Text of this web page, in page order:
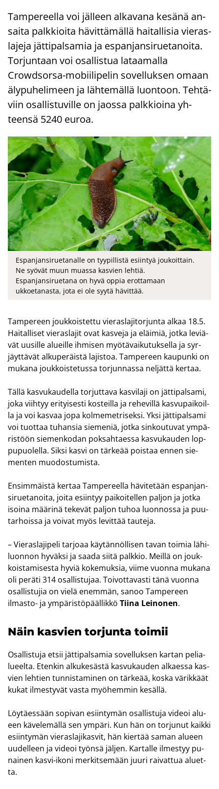
Tam­pe­reel­la voi jäl­leen al­ka­va­na ke­sä­nä an­
sai­ta palk­kioi­ta hä­vit­tä­mäl­lä hai­tal­li­sia vie­ras­
la­je­ja jät­ti­pal­sa­mia ja es­pan­jan­si­rue­ta­noi­ta.
Tor­jun­taan voi osal­lis­tua la­taa­mal­la
Crowdsorsa-​mobiilipelin so­vel­luk­sen omaan
äly­pu­he­li­meen ja läh­te­mäl­lä luon­toon. Teh­tä­
viin osal­lis­tu­vil­le on jaos­sa palk­kioi­na yh­
teen­sä 5240 euroa.
Espanjansiruetanalle on tyypillistä esiintyä joukoittain.
Ne syövät muun muassa kasvien lehtiä.
Espanjansiruetana on hyvä oppia erottamaan
ukkoetanasta, jota ei ole syytä hävittää.
Tam­pe­reen jouk­kois­tet­tu vie­ras­la­ji­tor­jun­ta alkaa 18.5.
Hai­tal­li­set vie­ras­la­jit ovat kas­ve­ja ja eläi­miä, jotka le­viä­
vät uusil­le alueil­le ih­mi­sen myö­tä­vai­ku­tuk­sel­la ja syr­
jäyt­tä­vät al­ku­pe­räis­tä la­jis­toa. Tam­pe­reen kau­pun­ki on
mu­ka­na jouk­kois­te­tus­sa tor­jun­nas­sa nel­jät­tä ker­taa.
Tällä kas­vu­kau­del­la tor­jut­ta­va kas­vi­la­ji on jät­ti­pal­sa­mi,
joka viih­tyy eri­tyi­ses­ti kos­teil­la ja re­he­vil­lä kas­vu­pai­koil­
la ja voi kas­vaa jopa kol­me­met­ri­sek­si. Yksi jät­ti­pal­sa­mi
voi tuot­taa tu­han­sia sie­me­niä, jotka sin­kou­tu­vat ym­pä­
ris­töön sie­men­ko­dan pok­sah­taes­sa kas­vu­kau­den lop­
pu­puo­lel­la. Siksi kasvi on tär­ke­ää pois­taa ennen sie­
men­ten muo­dos­tu­mis­ta.
En­sim­mäis­tä ker­taa Tam­pe­reel­la hä­vi­te­tään es­pan­jan­
si­rue­ta­noi­ta, joita esiin­tyy pai­koi­tel­len pal­jon ja jotka
isoi­na mää­ri­nä te­ke­vät pal­jon tuhoa luon­nos­sa ja puu­
tar­hois­sa ja voi­vat myös le­vit­tää tau­te­ja.
– Vie­ras­la­ji­pe­li tar­jo­aa käy­tän­nöl­li­sen tavan toi­mia lä­hi­
luon­non hy­väk­si ja saada siitä palk­kio. Meil­lä on jouk­
kois­ta­mi­ses­ta hyviä ko­ke­muk­sia, viime vuon­na mu­ka­na
oli pe­rä­ti 314 osal­lis­tu­jaa. Toi­vot­ta­vas­ti tänä vuon­na
osal­lis­tu­jia on vielä enem­män, sanoo Tam­pe­reen
ilmasto-​ ja ym­pä­ris­tö­pääl­lik­kö Tiina Lei­no­nen.
Näin kas­vien tor­jun­ta toi­mii
Osal­lis­tu­ja etsii jät­ti­pal­sa­mia so­vel­luk­sen kar­tan pe­lia­
lu­eel­ta. Eten­kin al­ku­ke­säs­tä kas­vu­kau­den al­kaes­sa kas­
vien leh­tien tun­nis­ta­mi­nen on tär­ke­ää, koska vä­rik­käät
kukat il­mes­ty­vät vasta myö­hem­min ke­säl­lä.
Löy­täes­sään so­pi­van esiin­ty­män osal­lis­tu­ja vi­deoi alu­
een kä­ve­le­mäl­lä sen ym­pä­ri. Kun hän on tor­ju­nut kaik­ki
esiin­ty­män vie­ras­la­ji­kas­vit, hän kier­tää saman alu­een
uu­del­leen ja vi­deoi työn­sä jäl­jen. Kar­tal­le il­mes­tyy pu­
nai­nen kasvi-​ikoni mer­kit­se­mään juuri rai­vat­tua aluet­
ta.